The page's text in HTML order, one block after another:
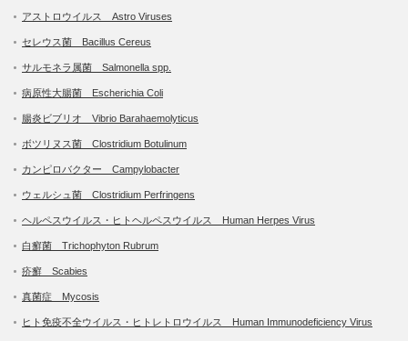
アストロウイルス Astro Viruses
セレウス菌 Bacillus Cereus
サルモネラ属菌 Salmonella spp.
病原性大腸菌 Escherichia Coli
腸炎ビブリオ Vibrio Barahaemolyticus
ボツリヌス菌 Clostridium Botulinum
カンピロバクター Campylobacter
ウェルシュ菌 Clostridium Perfringens
ヘルペスウイルス・ヒトヘルペスウイルス Human Herpes Virus
白癬菌 Trichophyton Rubrum
疥癬 Scabies
真菌症 Mycosis
ヒト免疫不全ウイルス・ヒトレトロウイルス Human Immunodeficiency Virus